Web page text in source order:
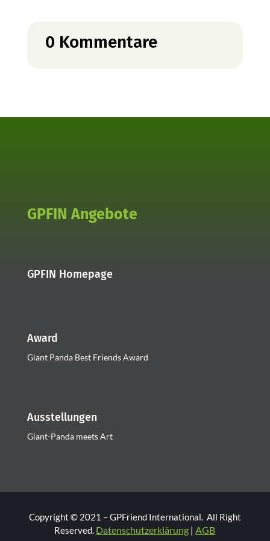
0 Kommentare
GPFIN Angebote
GPFIN Homepage
Award
Giant Panda Best Friends Award
Ausstellungen
Giant-Panda meets Art
Copyright © 2021 – GPFriend International. All Right
Reserved. Datenschutzerklärung |AGB